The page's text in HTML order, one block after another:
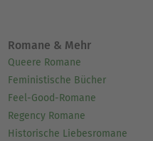
Romane & Mehr
Queere Romane
Feministische Bücher
Feel-Good-Romane
Regency Romane
Historische Liebesromane